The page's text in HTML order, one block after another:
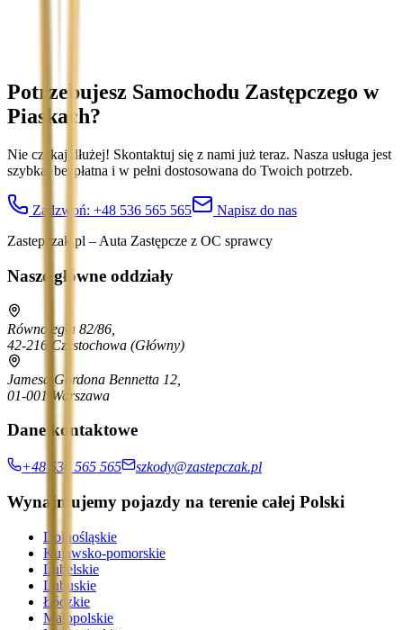
Potrzebujesz Samochodu Zastępczego w
Piaskach?
Nie czekaj dłużej! Skontaktuj się z nami już teraz. Nasza usługa jest
szybka, bezpłatna i w pełni dostosowana do Twoich potrzeb.
Zadzwoń: +48 536 565 565
Napisz do nas
Zastepczak.pl – Auta Zastępcze z OC sprawcy
Nasze główne oddziały
Równoległa 82/86,
42-216 Częstochowa (Główny)
Jamesa Gordona Bennetta 12,
01-001 Warszawa
Dane kontaktowe
+48 536 565 565 szkody@zastepczak.pl
Wynajmujemy pojazdy na terenie całej Polski
Dolnośląskie
Kujawsko-pomorskie
Lubelskie
Lubuskie
Łódzkie
Małopolskie